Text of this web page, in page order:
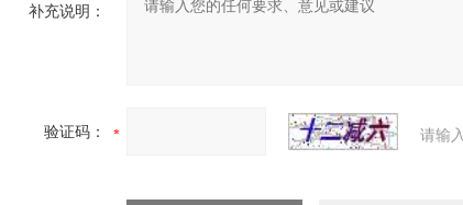
补充说明：
验证码： 请输